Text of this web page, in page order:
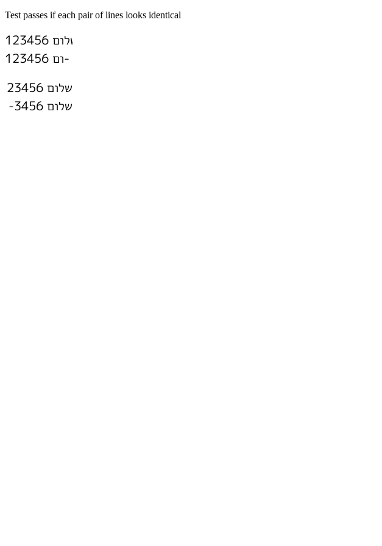
Test passes if each pair of lines looks identical
שלום 123456
ום 123456-
שלום 123456
שלום 3456-